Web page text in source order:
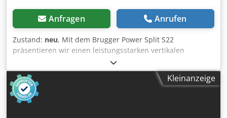
Anfragen Anrufen
Zustand: neu, Mit dem Brugger Power Split S22
präsentieren wir einen leistungsstarken vertikalen
Holzspalter, der mit einer Spaltkraft von 22 Tonnen
überzeugt. Diese robuste Maschine ist ideal für vielfältige
Anwendungen geeignet und bietet eine maximale
Flexibilität beim Antrieb – sei es über den Elektromotor
oder die Zapfwelle. Der Spaltvorgang erfolgt mit zwei
Kleinanzeige